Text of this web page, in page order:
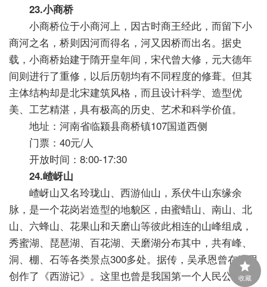
收藏
23.小商桥
小商桥位于小商河上，因古时商王经此，而留下小
商河之名，桥则因河而得名，河又因桥而出名。据史
载，小商桥始建于隋开皇年间，宋代曾大修，元大德年
间则进行了重修，以后历朝均有不同程度的修葺。但其
主体结构却是北宋建筑风格，而且设计科学、造型优
美、工艺精湛，具有极高的历史、艺术和科学价值。
地址：河南省临颍县商桥镇107国道西侧
门票：40元/人
开放时间：8:00-17:30
24.嵖岈山
嵖岈山又名玲珑山、西游仙山，系伏牛山东缘余
脉，是一个花岗岩造型的地貌区，由蜜蜡山、南山、北
山、六蜂山、花果山和天磨山等彼此相连的山峰组成，
秀蜜湖、琵琶湖、百花湖、天磨湖分布其中，共有峰、
洞、棚、石等各类景点300多处。据传，吴承恩曾在这里
创作了《西游记》。这里也曾是我国第一个人民公社